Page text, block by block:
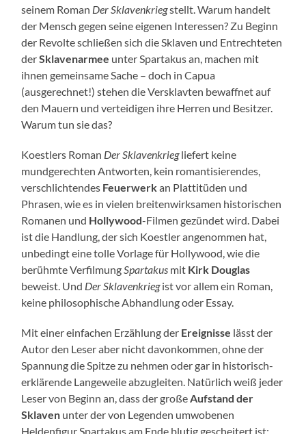
seinem Roman Der Sklavenkriegstellt. Warum handelt
der Mensch gegen seine eigenen Interessen? Zu Beginn
der Revolte schließen sich die Sklaven und Entrechteten
derSklavenarmee unter Spartakus an, machen mit
ihnen gemeinsame Sache – doch in Capua
(ausgerechnet!) stehen die Versklavten bewaffnet auf
den Mauern und verteidigen ihre Herren und Besitzer.
Warum tun sie das?
Koestlers Roman Der Sklavenkriegliefert keine
mundgerechten Antworten, kein romantisierendes,
verschlichtendes Feuerwerkan Plattitüden und
Phrasen, wie es in vielen breitenwirksamen historischen
Romanen und Hollywood-Filmen gezündet wird. Dabei
ist die Handlung, der sich Koestler angenommen hat,
unbedingt eine tolle Vorlage für Hollywood, wie die
berühmte VerfilmungSpartakus mit Kirk Douglas
beweist. Und Der Sklavenkriegist vor allem ein Roman,
keine philosophische Abhandlung oder Essay.
Mit einer einfachen Erzählung der Ereignisse lässt der
Autor den Leser aber nicht davonkommen, ohne der
Spannung die Spitze zu nehmen oder gar in historisch-
erklärende Langeweile abzugleiten. Natürlich weiß jeder
Leser von Beginn an, dass der großeAufstand der
Sklaven unter der von Legenden umwobenen
Heldenfigur Spartakus am Ende blutig gescheitert ist;